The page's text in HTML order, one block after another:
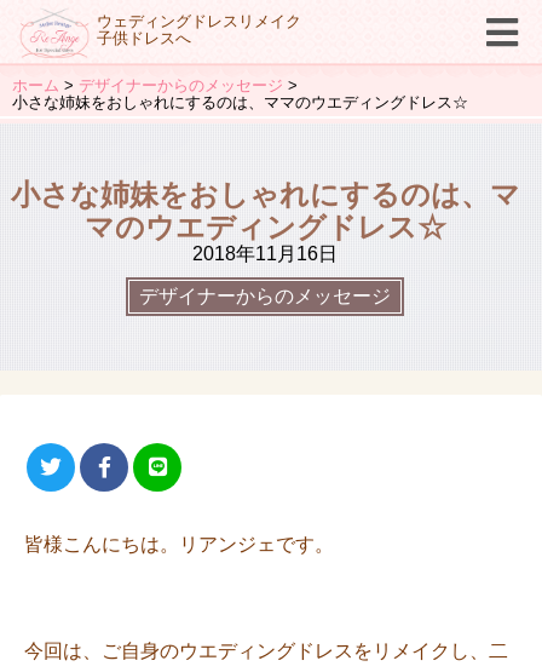
ウェディングドレスリメイク
子供ドレスへ
ホーム
デザイナーからのメッセージ
小さな姉妹をおしゃれにするのは、ママのウエディングドレス☆
小さな姉妹をおしゃれにするのは、マ
マのウエディングドレス☆
2018年11月16日
デザイナーからのメッセージ
皆様こんにちは。リアンジェです。
今回は、ご自身のウエディングドレスをリメイクし、二